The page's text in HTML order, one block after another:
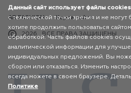
2026 ВСЕ ПРАВА ЗАЩИЩЕНЫ
AR FASHION Карта сайта
Данный сайт использует файлы
с технической точки зрения и не
хотите продолжить пользоваться
обработкой. Часть файлов cookies
аналитической информации для
индивидуальных предложений. Вы
сбором или отказаться. Изменить
всегда можете в своем браузере.
Политике